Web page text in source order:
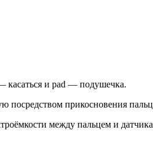
касаться и pad — подушечка.
посредством прикосновения
между пальцем и